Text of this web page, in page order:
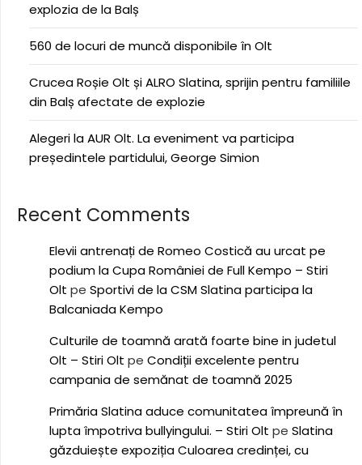
explozia de la Balș
560 de locuri de muncă disponibile în Olt
Crucea Roșie Olt și ALRO Slatina, sprijin pentru familiile
din Balș afectate de explozie
Alegeri la AUR Olt. La eveniment va participa
președintele partidului, George Simion
Recent Comments
Elevii antrenați de Romeo Costică au urcat pe
podium la Cupa României de Full Kempo – Stiri
Olt pe Sportivi de la CSM Slatina participa la
Balcaniada Kempo
Culturile de toamnă arată foarte bine in judetul
Olt – Stiri Olt pe Condiții excelente pentru
campania de semănat de toamnă 2025
Primăria Slatina aduce comunitatea împreună în
lupta împotriva bullyingului. – Stiri Olt pe Slatina
găzduiește expoziția Culoarea credinței, cu